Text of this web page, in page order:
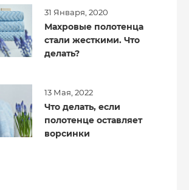
31 Января, 2020
Махровые полотенца
стали жесткими. Что
делать?
13 Мая, 2022
Что делать, если
полотенце оставляет
ворсинки